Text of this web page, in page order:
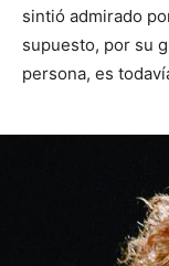
sintió admirado
supuesto, por su
persona, es